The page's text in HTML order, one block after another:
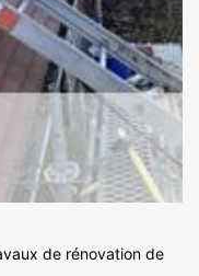
de rénovation de